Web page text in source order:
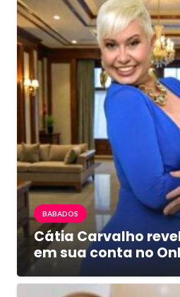
BABADOS
Cátia Carvalho
em sua conta no